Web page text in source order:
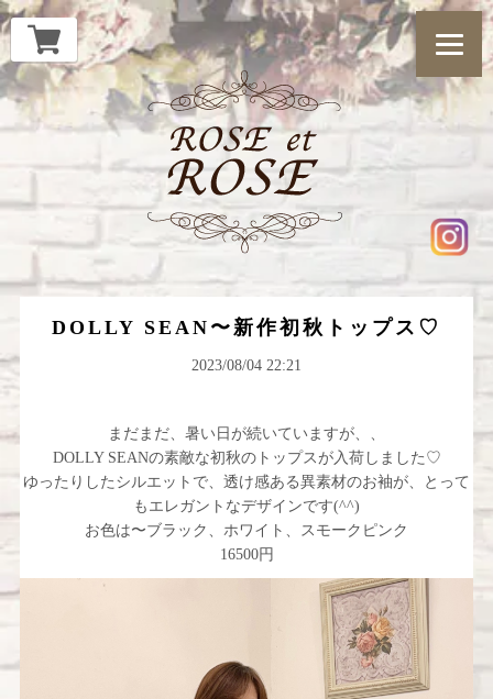
DOLLY SEAN〜新作初秋トップス♡
2023/08/04 22:21
まだまだ、暑い日が続いていますが、、
DOLLY SEANの素敵な初秋のトップスが入荷しました♡
ゆったりしたシルエットで、透け感ある異素材のお袖が、とって
もエレガントなデザインです(^^)
お色は〜ブラック、ホワイト、スモークピンク
16500円